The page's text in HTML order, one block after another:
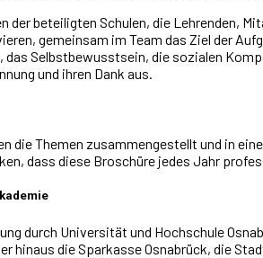
der beteiligten Schulen, die Lehrenden,
gemeinsam im Team das Ziel der
das Selbstbewusstsein, die sozialen
und ihren Dank aus.
die Themen zusammengestellt und in
dass diese Broschüre jedes Jahr
durch Universität und Hochschule
hinaus die Sparkasse Osnabrück, die